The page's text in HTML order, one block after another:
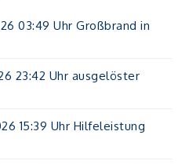
03:49 Uhr Großbrand in
23:42 Uhr ausgelöster
15:39 Uhr Hilfeleistung